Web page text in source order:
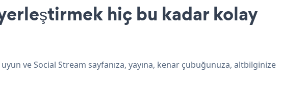
hiç bu kadar kolay
ve Social Stream sayfanıza, yayına, kenar çubuğunuza, altbilginize